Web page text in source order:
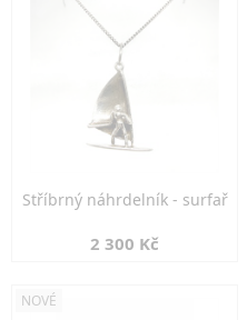
Stříbrný náhrdelník - surfař
2 300 Kč
NOVÉ